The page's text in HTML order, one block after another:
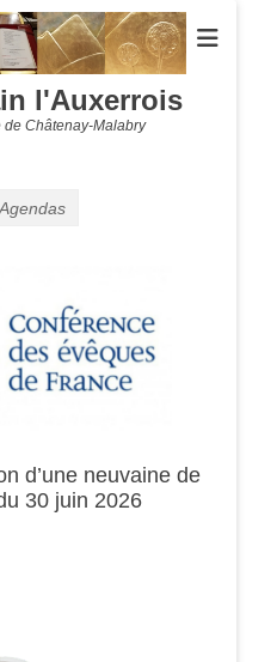
l'Auxerrois
Châtenay-Malabry
d’une neuvaine de
30 juin 2026